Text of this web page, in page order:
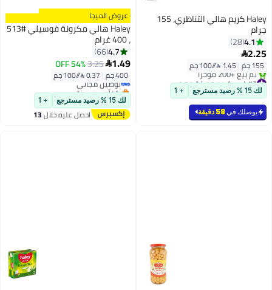
Haley كريم هالي التناظري، 155
جرام
4.1
28
2.25
155 جم |
#3 في كريم وجبنة دهن
بتخلّص بسرعة
تم بيع +200 مؤخرًا
#3 في كريم وجبنة دهن
لك 15 % رصيد مسترجع + 1
يوصلك في58 دقيقة
عروض الميجا
Haley هالي مكرونة فوسيلي #513
، 400 غرام
4.7
66
1.49
3.25
54% OFF
400 جم |
#14 في المعكرونة
أقل سعر في 30 يوم
توصيل مجاني
بتخلّص بسرعة
#14 في المعكرونةلك 15 % رصيد مسترجع + 1
احصل عليه خلال13